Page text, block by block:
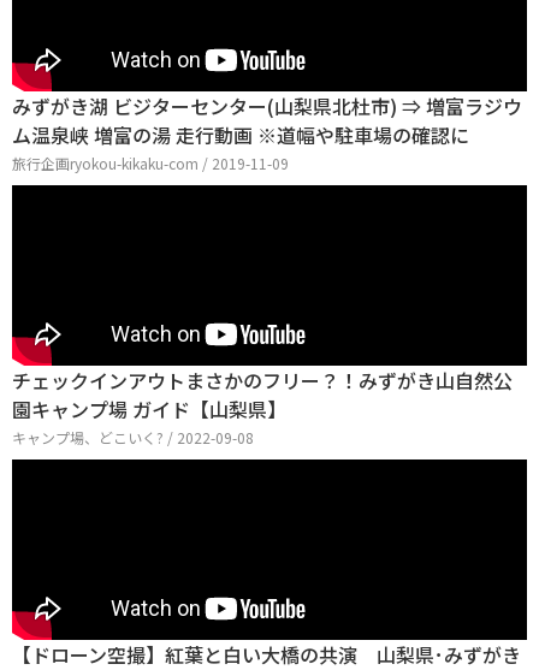
みずがき湖 ビジターセンター(山梨県北杜市) ⇒ 増富ラジウ
ム温泉峡 増富の湯 走行動画 ※道幅や駐車場の確認に
旅行企画ryokou-kikaku-com / 2019-11-09
チェックインアウトまさかのフリー？！みずがき山自然公
園キャンプ場 ガイド【山梨県】
キャンプ場、どこいく? / 2022-09-08
【ドローン空撮】紅葉と白い大橋の共演 山梨県･みずがき